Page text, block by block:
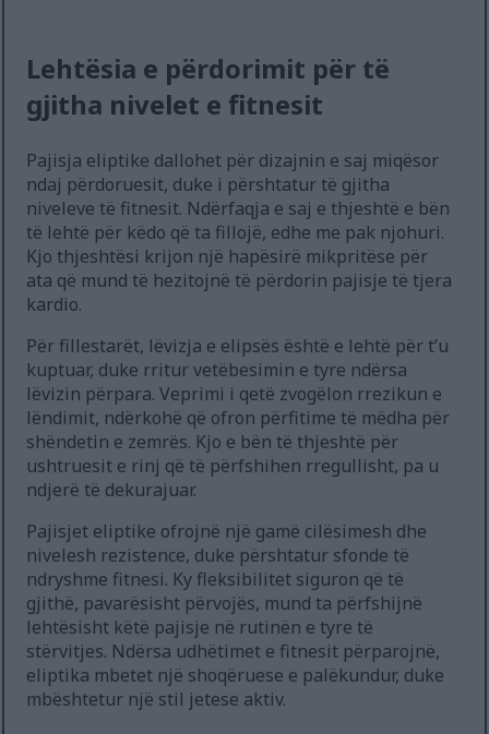
Lehtësia e përdorimit për të
gjitha nivelet e fitnesit
Pajisja eliptike dallohet për dizajnin e saj miqësor
ndaj përdoruesit, duke i përshtatur të gjitha
niveleve të fitnesit. Ndërfaqja e saj e thjeshtë e bën
të lehtë për këdo që ta fillojë, edhe me pak njohuri.
Kjo thjeshtësi krijon një hapësirë mikpritëse për
ata që mund të hezitojnë të përdorin pajisje të tjera
kardio.
Për fillestarët, lëvizja e elipsës është e lehtë për t’u
kuptuar, duke rritur vetëbesimin e tyre ndërsa
lëvizin përpara. Veprimi i qetë zvogëlon rrezikun e
lëndimit, ndërkohë që ofron përfitime të mëdha për
shëndetin e zemrës. Kjo e bën të thjeshtë për
ushtruesit e rinj që të përfshihen rregullisht, pa u
ndjerë të dekurajuar.
Pajisjet eliptike ofrojnë një gamë cilësimesh dhe
nivelesh rezistence, duke përshtatur sfonde të
ndryshme fitnesi. Ky fleksibilitet siguron që të
gjithë, pavarësisht përvojës, mund ta përfshijnë
lehtësisht këtë pajisje në rutinën e tyre të
stërvitjes. Ndërsa udhëtimet e fitnesit përparojnë,
eliptika mbetet një shoqëruese e palëkundur, duke
mbështetur një stil jetese aktiv.